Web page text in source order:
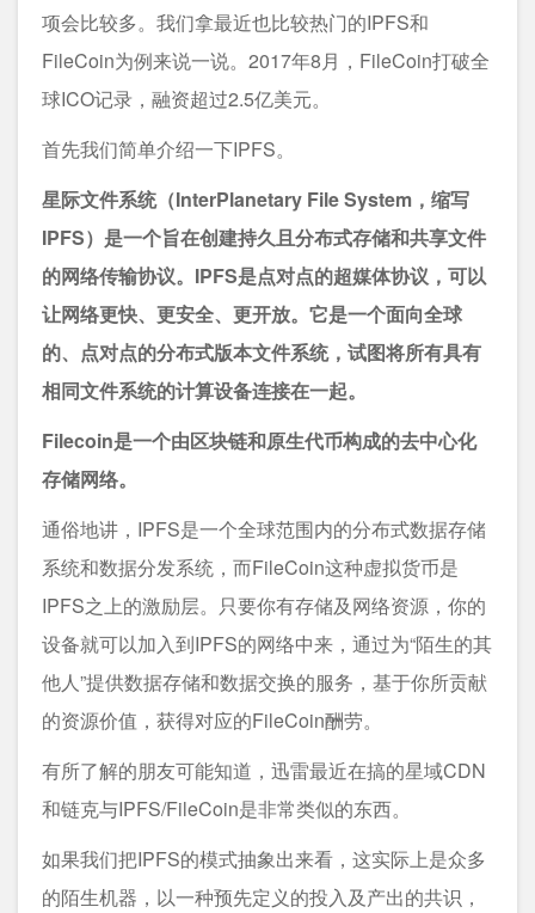
项会比较多。我们拿最近也比较热门的IPFS和
FileCoin为例来说一说。2017年8月，FileCoin打破全
球ICO记录，融资超过2.5亿美元。
首先我们简单介绍一下IPFS。
星际文件系统（InterPlanetary File System，缩写
IPFS）是一个旨在创建持久且分布式存储和共享文件
的网络传输协议。IPFS是点对点的超媒体协议，可以
让网络更快、更安全、更开放。它是一个面向全球
的、点对点的分布式版本文件系统，试图将所有具有
相同文件系统的计算设备连接在一起。
Filecoin是一个由区块链和原生代币构成的去中心化
存储网络。
通俗地讲，IPFS是一个全球范围内的分布式数据存储
系统和数据分发系统，而FileCoin这种虚拟货币是
IPFS之上的激励层。只要你有存储及网络资源，你的
设备就可以加入到IPFS的网络中来，通过为“陌生的其
他人”提供数据存储和数据交换的服务，基于你所贡献
的资源价值，获得对应的FileCoin酬劳。
有所了解的朋友可能知道，迅雷最近在搞的星域CDN
和链克与IPFS/FileCoin是非常类似的东西。
如果我们把IPFS的模式抽象出来看，这实际上是众多
的陌生机器，以一种预先定义的投入及产出的共识，